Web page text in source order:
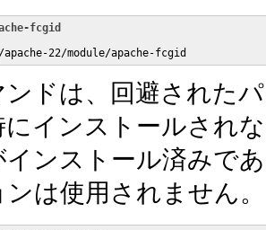
fcgid
22/module/apache-fcgid
ンドは、回避された
にインストールされ
インストール済みで
は使用されません。